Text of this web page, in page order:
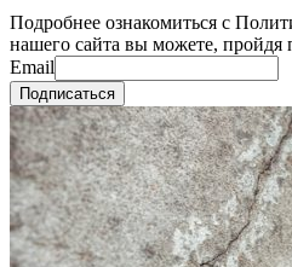
Подробнее ознакомиться с
нашего сайта вы можете, пройдя
Email
Подписаться